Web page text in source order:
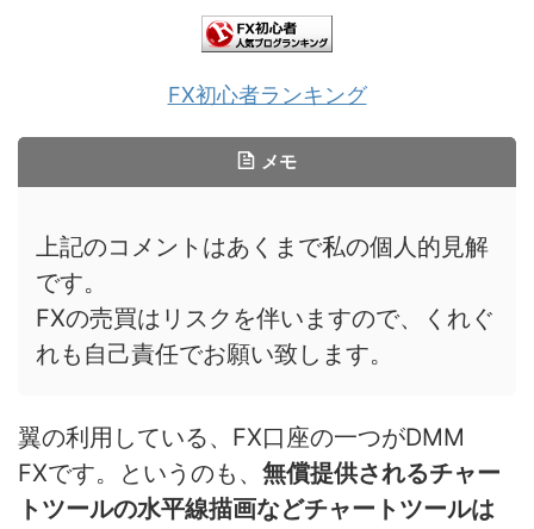
FX初心者ランキング
メモ
上記のコメントはあくまで私の個人的見解
です。
FXの売買はリスクを伴いますので、くれぐ
れも自己責任でお願い致します。
翼の利用している、FX口座の一つがDMM
FXです。というのも、 無償提供されるチャー
トツールの水平線描画などチャートツールは